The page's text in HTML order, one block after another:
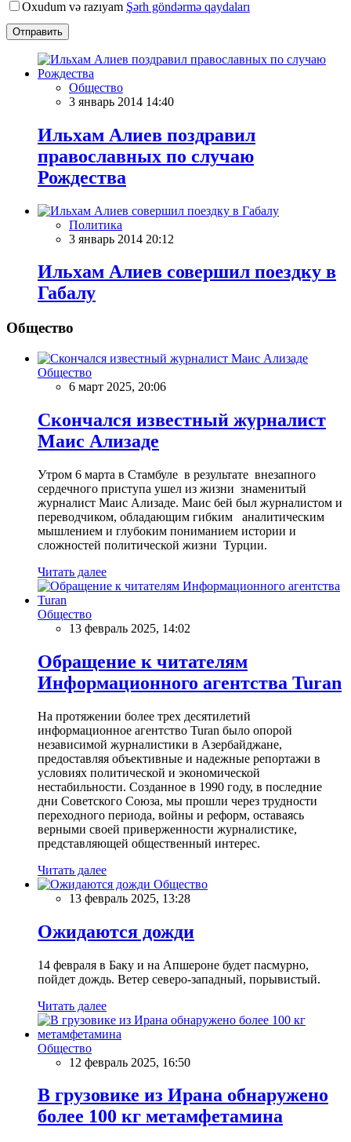
Oxudum və razıyam Şərh göndərmə qaydaları
Отправить
Общество
3 январь 2014 14:40
Ильхам Алиев поздравил
православных по случаю
Рождества
Политика
3 январь 2014 20:12
Ильхам Алиев совершил поездку в
Габалу
Общество
Общество
6 март 2025, 20:06
Скончался известный журналист
Маис Ализаде
Утром 6 марта в Стамбуле в результате внезапного
сердечного приступа ушел из жизни знаменитый
журналист Маис Ализаде. Маис бей был журналистом и
переводчиком, обладающим гибким аналитическим
мышлением и глубоким пониманием истории и
сложностей политической жизни Турции.
Читать далее
Общество
13 февраль 2025, 14:02
Обращение к читателям
Информационного агентства Turan
На протяжении более трех десятилетий
информационное агентство Turan было опорой
независимой журналистики в Азербайджане,
предоставляя объективные и надежные репортажи в
условиях политической и экономической
нестабильности. Созданное в 1990 году, в последние
дни Советского Союза, мы прошли через трудности
переходного периода, войны и реформ, оставаясь
верными своей приверженности журналистике,
представляющей общественный интерес.
Читать далее
Общество
13 февраль 2025, 13:28
Ожидаются дожди
14 февраля в Баку и на Апшероне будет пасмурно,
пойдет дождь. Ветер северо-западный, порывистый.
Читать далее
Общество
12 февраль 2025, 16:50
В грузовике из Ирана обнаружено
более 100 кг метамфетамина